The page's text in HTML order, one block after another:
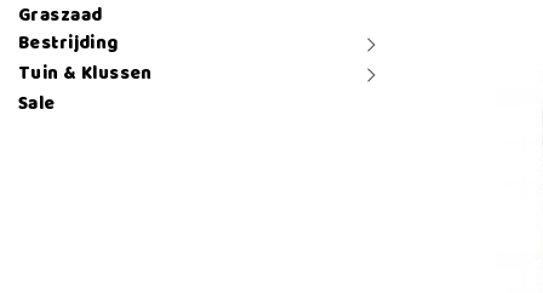
Graszaad
Bestrijding
Tuin & Klussen
Sale